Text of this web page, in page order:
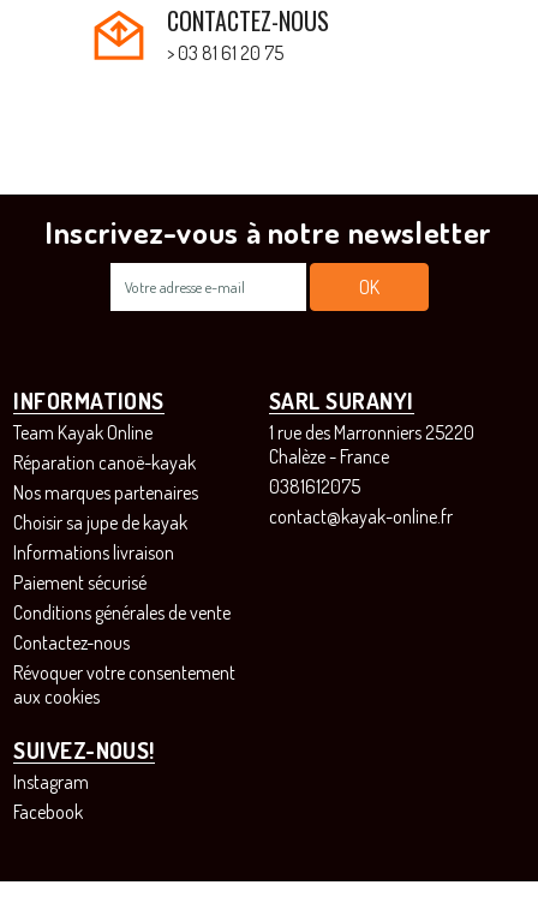
CONTACTEZ-NOUS
> 03 81 61 20 75
Inscrivez-vous à notre newsletter
INFORMATIONS
Team Kayak Online
Réparation canoë-kayak
Nos marques partenaires
Choisir sa jupe de kayak
Informations livraison
Paiement sécurisé
Conditions générales de vente
Contactez-nous
Révoquer votre consentement
aux cookies
SARL SURANYI
1 rue des Marronniers 25220
Chalèze - France
0381612075
contact@kayak-online.fr
SUIVEZ-NOUS!
Instagram
Facebook